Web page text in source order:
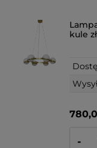
kule
-